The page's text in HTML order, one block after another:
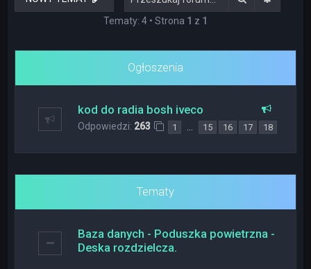
Tematy: 4 • Strona 1 z 1
Ogłoszenia
kod do radia bosh iveco
Odpowiedzi: 263 1 … 15 16 17 18
Tematy
Baza danych - Poduszka powietrzna -
Deska rozdzielcza.